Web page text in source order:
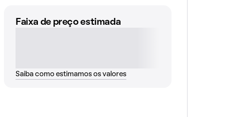
Faixa de preço estimada
Saiba como estimamos os valores